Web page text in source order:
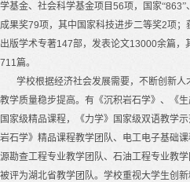
学基金、社会科学基金项目 56项，国家“863”
成果奖79项，其中国家科技进步二等奖2项；
出版学术专著147部，发表论文13000余篇，
711篇。
学校根据经济社会发展需要，不断创新
教学质量稳步提高。有《沉积岩石学》、《
国家级精品课程，《力学》国家级双语教学
岩石学》精品课程教学团队、电工电子基础
源勘查工程专业教学团队、石油工程专业教
被评为湖北省教学团队。学校重视大学生创